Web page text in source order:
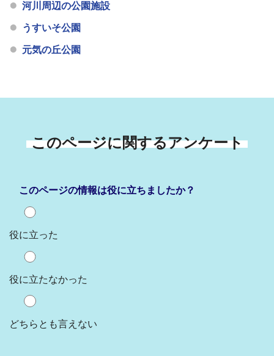
河川周辺の公園施設
うすいそ公園
元気の丘公園
このページに関するアンケート
このページの情報は役に立ちましたか？
役に立った
役に立たなかった
どちらとも言えない